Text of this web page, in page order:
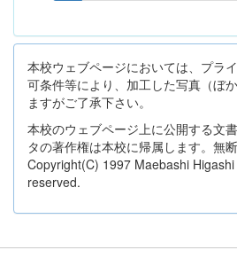
本校ウェブページにおいては、プラ
可条件等により、加工した写真（ぼ
ますがご了承下さい。
本校のウェブページ上に公開する文
タの著作権は本校に帰属します。無
Copyright(C) 1997 Maebashi
reserved.